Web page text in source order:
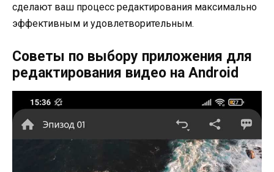
сделают ваш процесс редактирования максимально
эффективным и удовлетворительным.
Советы по выбору приложения для
редактирования видео на Android